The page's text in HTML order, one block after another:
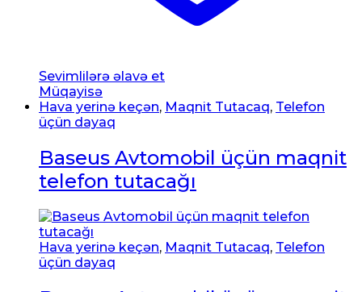
Sevimlilərə əlavə et
Müqayisə
Hava yerinə keçən, Maqnit Tutacaq, Telefon
üçün dayaq
Baseus Avtomobil üçün maqnit
telefon tutacağı
Hava yerinə keçən, Maqnit Tutacaq, Telefon
üçün dayaq